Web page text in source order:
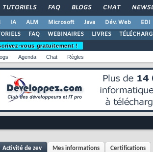
TUTORIELS FAQ BLOGS CHAT
IA ALM Microsoft Java Dév. Web EDI
FAQ WEBINAIRES LIVRES
vous gratuitement !
Agenda Chat Règles
Activité de zev Mes informations Certifications